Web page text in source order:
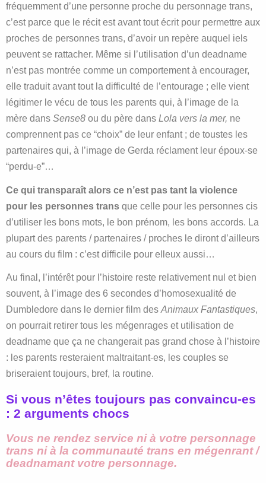
fréquemment d’une personne proche du personnage trans,
c’est parce que le récit est avant tout écrit pour permettre aux
proches de personnes trans, d’avoir un repère auquel iels
peuvent se rattacher. Même si l’utilisation d’un deadname
n’est pas montrée comme un comportement à encourager,
elle traduit avant tout la difficulté de l’entourage ; elle vient
légitimer le vécu de tous les parents qui, à l’image de la
mère dans Sense8 ou du père dans Lola vers la mer, ne
comprennent pas ce “choix” de leur enfant ; de toustes les
partenaires qui, à l’image de Gerda réclament leur époux-se
“perdu-e”…
Ce qui transparaît alors ce n’est pas tant la violence
pour les personnes trans que celle pour les personnes cis
d’utiliser les bons mots, le bon prénom, les bons accords. La
plupart des parents / partenaires / proches le diront d’ailleurs
au cours du film : c’est difficile pour elleux aussi…
Au final, l’intérêt pour l’histoire reste relativement nul et bien
souvent, à l’image des 6 secondes d’homosexualité de
Dumbledore dans le dernier film des Animaux Fantastiques,
on pourrait retirer tous les mégenrages et utilisation de
deadname que ça ne changerait pas grand chose à l’histoire
: les parents resteraient maltraitant-es, les couples se
briseraient toujours, bref, la routine.
Si vous n’êtes toujours pas convaincu-es
: 2 arguments chocs
Vous ne rendez service ni à votre personnage
trans ni à la communauté trans en mégenrant /
deadnamant votre personnage.